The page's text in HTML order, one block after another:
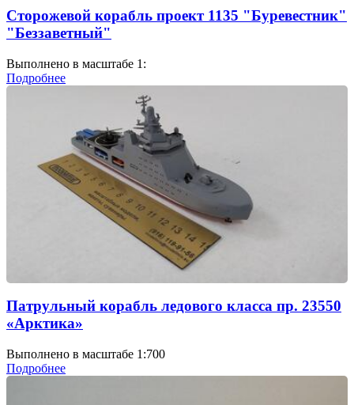
Сторожевой корабль проект 1135 "Буревестник"
"Беззаветный"
Выполнено в масштабе 1:
Подробнее
Патрульный корабль ледового класса пр. 23550
«Арктика»
Выполнено в масштабе 1:700
Подробнее